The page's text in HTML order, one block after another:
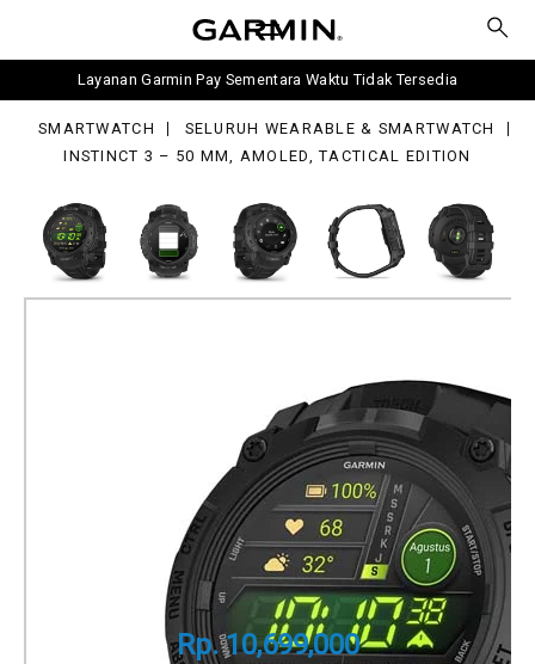
Layanan Garmin Pay Sementara Waktu Tidak Tersedia
SMARTWATCH
SELURUH WEARABLE & SMARTWATCH
INSTINCT 3 – 50 MM, AMOLED, TACTICAL EDITION
Instinct 3 – 50 mm, AMOLED,
Tactical Edition
Jam Tangan GPS Tangguh dengan Layar
AMOLED
Part Number010-03020-90
Rp. 10,699,000